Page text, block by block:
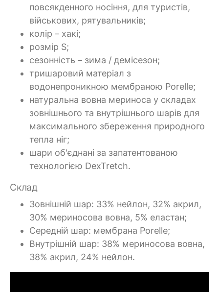
повсякденного носіння, для туристів,
військових, рятувальників;
колір – хакі;
розмір S;
сезонність – зима / демісезон;
тришаровий матеріал з
водонепроникною мембраною Porelle;
натуральна вовна мериноса у складах
зовнішнього та внутрішнього шарів для
максимального збереження природного
тепла ніг;
шари об'єднані за запатентованою
технологією DexTretch.
Склад
Зовнішній шар: 33% нейлон, 32% акрил,
30% мериносова вовна, 5% еластан;
Середній шар: мембрана Porelle;
Внутрішній шар: 38% мериносова вовна,
38% акрил, 24% нейлон.